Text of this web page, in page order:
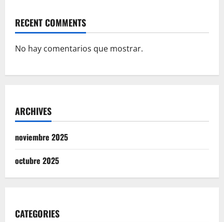
RECENT COMMENTS
No hay comentarios que mostrar.
ARCHIVES
noviembre 2025
octubre 2025
CATEGORIES